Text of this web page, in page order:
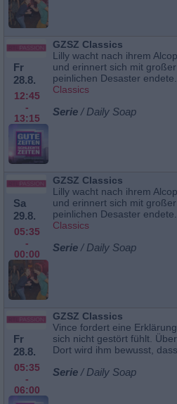
Fr
28.8.
12:45
-
13:15
GZSZ Classics
Lilly wacht nach ihrem
und erinnert sich mit
peinlichen Desaster
Classics
Serie / Daily Soap
Sa
29.8.
05:35
-
00:00
GZSZ Classics
Lilly wacht nach ihrem
und erinnert sich mit
peinlichen Desaster
Classics
Serie / Daily Soap
Fr
28.8.
05:35
-
06:00
GZSZ Classics
Vince fordert eine
sich nicht gestört fühlt.
Dort wird ihm bewusst, dass
Serie / Daily Soap